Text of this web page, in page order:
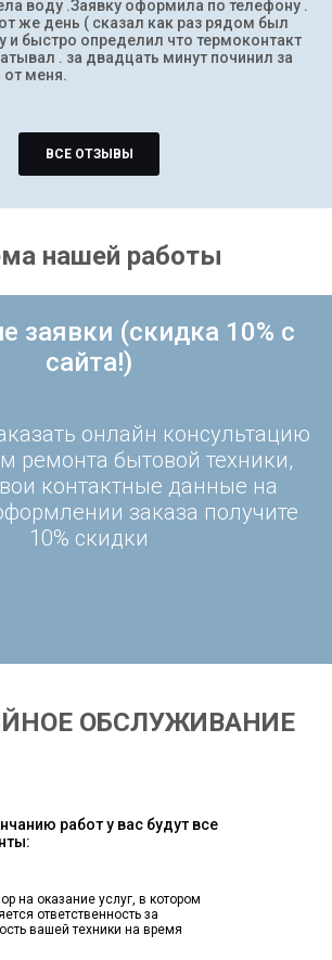
воду .Заявку оформила по телефону .
же день ( сказал как раз рядом был
и быстро определил что термоконтакт
. за двадцать минут починил за
от меня.
ВСЕ ОТЗЫВЫ
нашей работы
заявки (скидка 10% с
сайта!)
онлайн консультацию
ремонта бытовой техники,
контактные данные на
заказа получите
10% скидки
ОБСЛУЖИВАНИЕ
работ у вас будут все
на оказание услуг, в котором
ответственность за
вашей техники на время